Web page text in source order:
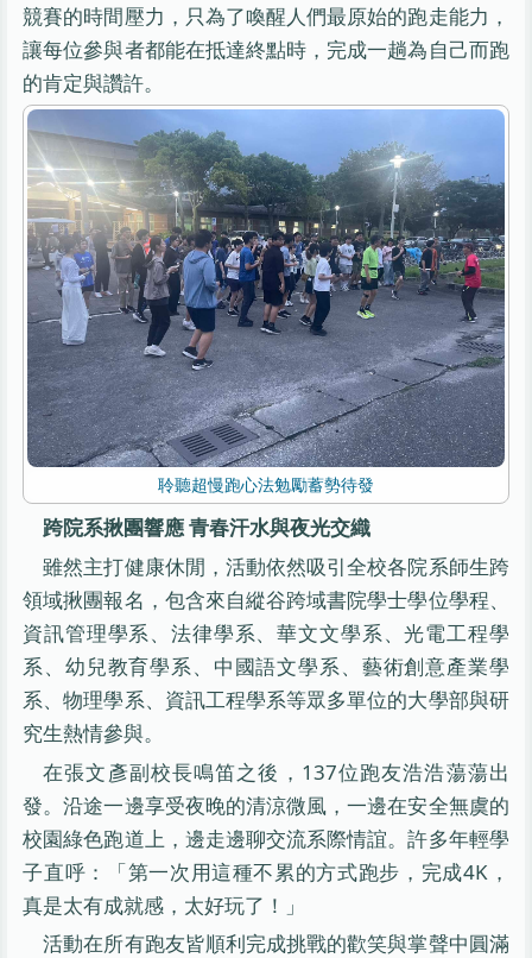
競賽的時間壓力，只為了喚醒人們最原始的跑走能力，
讓每位參與者都能在抵達終點時，完成一趟為自己而跑
的肯定與讚許。
聆聽超慢跑心法勉勵蓄勢待發
跨院系揪團響應 青春汗水與夜光交織
雖然主打健康休閒，活動依然吸引全校各院系師生跨
領域揪團報名，包含來自縱谷跨域書院學士學位學程、
資訊管理學系、法律學系、華文文學系、光電工程學
系、幼兒教育學系、中國語文學系、藝術創意產業學
系、物理學系、資訊工程學系等眾多單位的大學部與研
究生熱情參與。
在張文彥副校長鳴笛之後，137位跑友浩浩蕩蕩出
發。沿途一邊享受夜晚的清涼微風，一邊在安全無虞的
校園綠色跑道上，邊走邊聊交流系際情誼。許多年輕學
子直呼：「第一次用這種不累的方式跑步，完成4K，
真是太有成就感，太好玩了！」
活動在所有跑友皆順利完成挑戰的歡笑與掌聲中圓滿